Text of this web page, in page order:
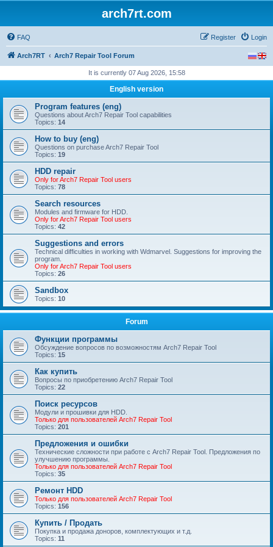
arch7rt.com
FAQ Login
Register
Arch7RT Arch7 Repair Tool Forum
It is currently 07 Aug 2026, 15:58
English version
Program features (eng)
Questions about Arch7 Repair Tool capabilities
Topics: 14
How to buy (eng)
Questions on purchase Arch7 Repair Tool
Topics: 19
HDD repair
Only for Arch7 Repair Tool users
Topics: 78
Search resources
Modules and firmware for HDD.
Only for Arch7 Repair Tool users
Topics: 42
Suggestions and errors
Technical difficulties in working with Wdmarvel. Suggestions for improving the
program.
Only for Arch7 Repair Tool users
Topics: 26
Sandbox
Topics: 10
Forum
Функции программы
Обсуждение вопросов по возможностям Arch7 Repair Tool
Topics: 15
Как купить
Вопросы по приобретению Arch7 Repair Tool
Topics: 22
Поиск ресурсов
Модули и прошивки для HDD.
Только для пользователей Arch7 Repair Tool
Topics: 201
Предложения и ошибки
Технические сложности при работе с Arch7 Repair Tool. Предложения по
улучшению программы.
Только для пользователей Arch7 Repair Tool
Topics: 35
Ремонт HDD
Только для пользователей Arch7 Repair Tool
Topics: 156
Купить / Продать
Покупка и продажа доноров, комплектующих и т.д.
Topics: 11